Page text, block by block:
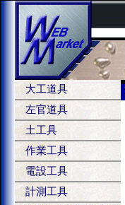
大工道具
左官道具
土工具
作業工具
電設工具
計測工具